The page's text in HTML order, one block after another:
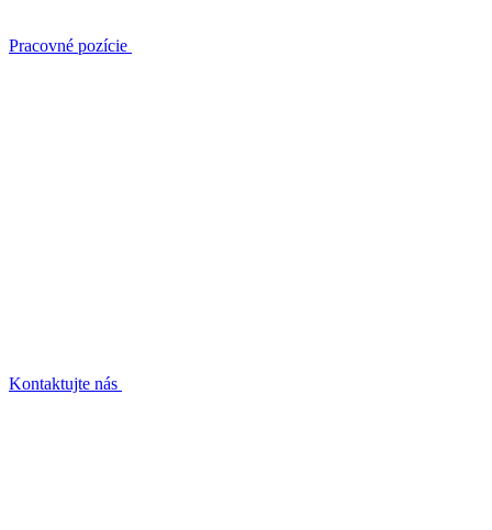
Pracovné pozície
Kontaktujte nás